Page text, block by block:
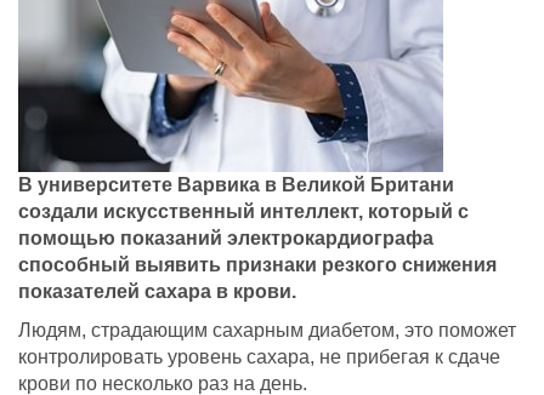
В университете Варвика в Великой Британи
создали искусственный интеллект, который с
помощью показаний электрокардиографа
способный выявить признаки резкого снижения
показателей сахара в крови.
Людям, страдающим сахарным диабетом, это поможет
контролировать уровень сахара, не прибегая к сдаче
крови по несколько раз на день.